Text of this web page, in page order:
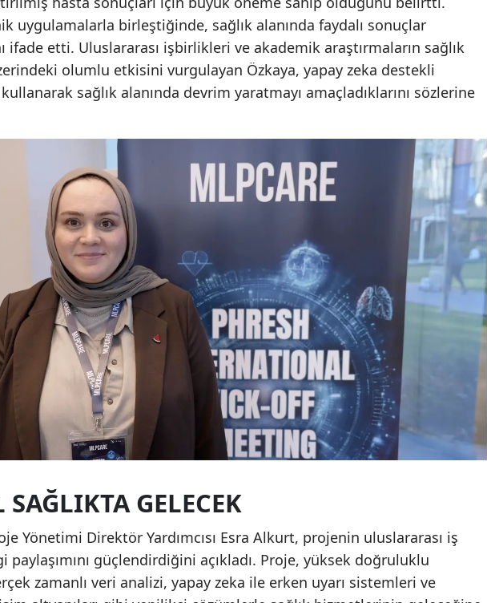
uygulamalarla birleştiğinde, sağlık alanında faydalı sonuçlar
ifade etti. Uluslararası işbirlikleri ve akademik araştırmaların sağlık
olumlu etkisini vurgulayan Özkaya, yapay zeka destekli
sağlık alanında devrim yaratmayı amaçladıklarını sözlerine
SAĞLIKTA GELECEK
Yönetimi Direktör Yardımcısı Esra Alkurt, projenin uluslararası iş
paylaşımını güçlendirdiğini açıkladı. Proje, yüksek doğruluklu
zamanlı veri analizi, yapay zeka ile erken uyarı sistemleri ve